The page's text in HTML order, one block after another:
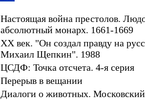
Настоящая война престолов.
абсолютный монарх. 1661-1669
ХХ век. "Он создал правду на
Михаил Щепкин". 1988
ЦСДФ: Точка отсчета. 4-я серия
Перерыв в вещании
Диалоги о животных.